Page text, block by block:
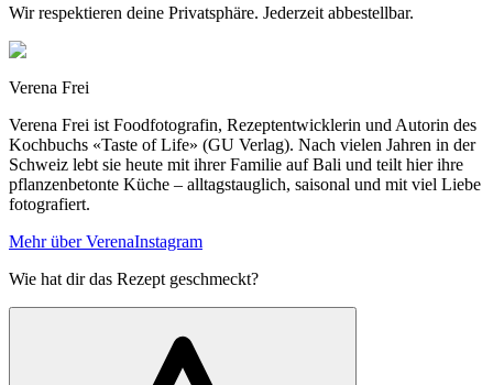
Wir respektieren deine Privatsphäre. Jederzeit abbestellbar.
Verena Frei
Verena Frei ist Foodfotografin, Rezeptentwicklerin und Autorin des
Kochbuchs «Taste of Life» (GU Verlag). Nach vielen Jahren in der
Schweiz lebt sie heute mit ihrer Familie auf Bali und teilt hier ihre
pflanzenbetonte Küche – alltagstauglich, saisonal und mit viel Liebe
fotografiert.
Mehr über VerenaInstagram
Wie hat dir das Rezept geschmeckt?